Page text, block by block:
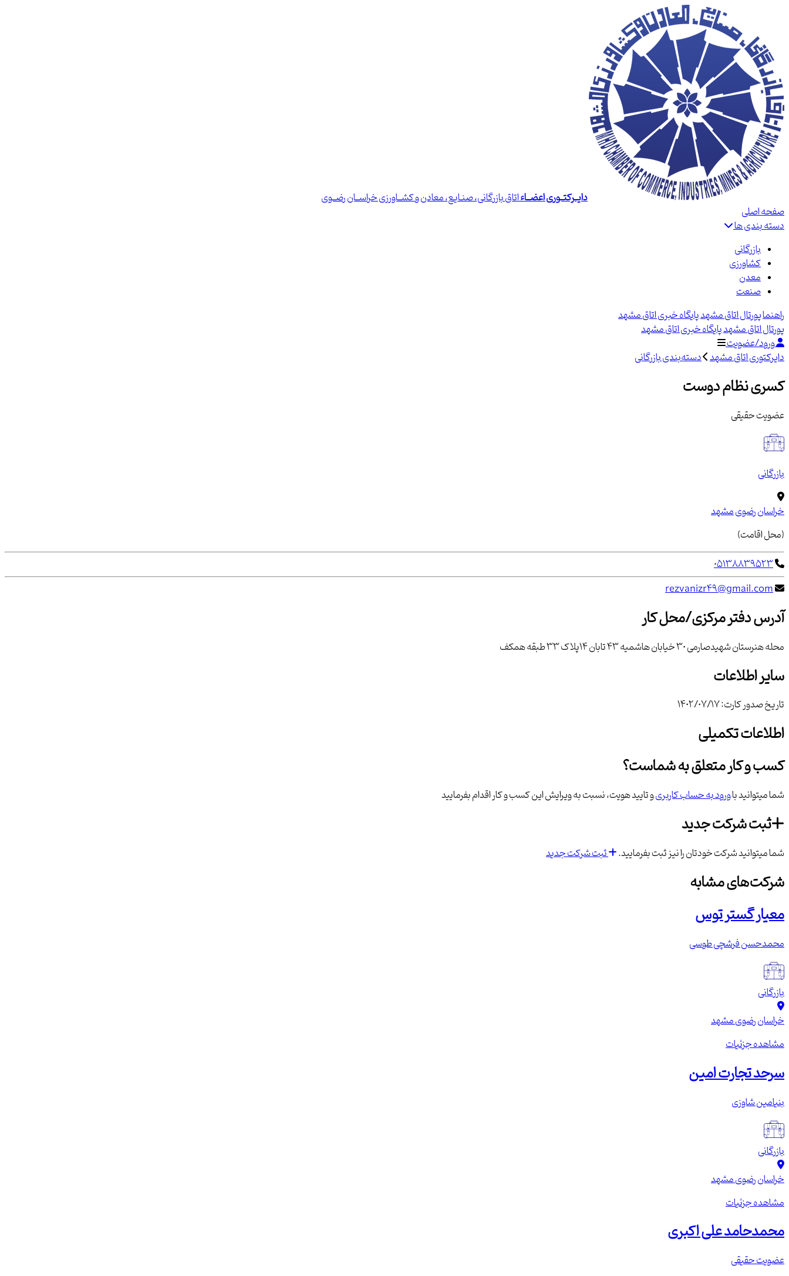
دایــرکتــوری اعضــاءاتاق بازرگانی، صنـایع، معادن و کشــاورزی خراســان رضــوی
صفحه اصلی
دسته بندی ها
بازرگانی
کشاورزی
معدن
صنعت
راهنماپورتال اتاق مشهدپایگاه خبری اتاق مشهد
پورتال اتاق مشهدپایگاه خبری اتاق مشهد
ورود/عضویت
دایرکتوری اتاق مشهد دسته‌بندی بازرگانی
کسری نظام دوست
عضویت حقیقی
بازرگانی
خراسان رضویمشهد
(محل اقامت)
05138839523
rezvanizr49@gmail.com
آدرس دفتر مرکزی/محل کار
محله هنرستان شهيدصارمي 30 خيابان هاشميه 43 تابان 14پلاك 33 طبقه همکف
سایر اطلاعات
تاریخ صدور کارت:1402/07/17
اطلاعات تکمیلی
کسب و کار متعلق به شماست؟
شما میتوانید باورود به حساب کاربریو تایید هویت، نسبت به ویرایش این کسب و کار اقدام بفرمایید
ثبت شرکت جدید
شما میتوانید شرکت خودتان را نیز ثبت بفرمایید. ثبت شرکت جدید
شرکت‌های مشابه
معیار گستر توس
محمدحسن فرشچی طوسی
بازرگانی
خراسان رضویمشهد
مشاهده جزئیات
سرحد تجارت امین
بنیامین شاوزی
بازرگانی
خراسان رضویمشهد
مشاهده جزئیات
محمدحامد علی اکبری
عضویت حقیقی